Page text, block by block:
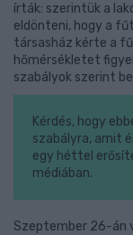
írták: szerintük a
eldönteni, hogy a
társasház kérte a
hőmérsékletet
szabályok szerint
Kérdés, hogy
szabályra, amit
egy héttel
médiában.
Szeptember 26-